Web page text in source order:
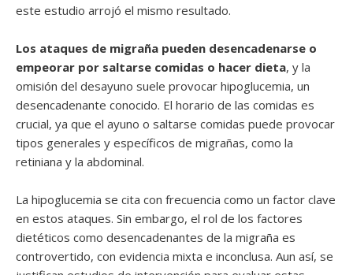
este estudio arrojó el mismo resultado.
Los ataques de migraña pueden desencadenarse o
empeorar por saltarse comidas o hacer dieta, y la
omisión del desayuno suele provocar hipoglucemia, un
desencadenante conocido. El horario de las comidas es
crucial, ya que el ayuno o saltarse comidas puede provocar
tipos generales y específicos de migrañas, como la
retiniana y la abdominal.
La hipoglucemia se cita con frecuencia como un factor clave
en estos ataques. Sin embargo, el rol de los factores
dietéticos como desencadenantes de la migraña es
controvertido, con evidencia mixta e inconclusa. Aun así, se